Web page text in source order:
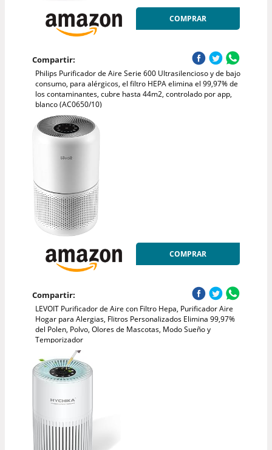
COMPRAR
Compartir:
Philips Purificador de Aire Serie 600 Ultrasilencioso y de bajo
consumo, para alérgicos, el filtro HEPA elimina el 99,97% de
los contaminantes, cubre hasta 44m2, controlado por app,
blanco (AC0650/10)
COMPRAR
Compartir:
LEVOIT Purificador de Aire con Filtro Hepa, Purificador Aire
Hogar para Alergias, Flitros Personalizados Elimina 99,97%
del Polen, Polvo, Olores de Mascotas, Modo Sueño y
Temporizador